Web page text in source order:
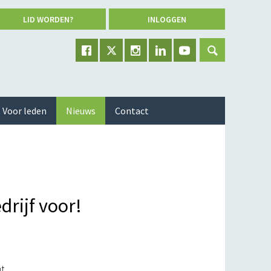
LID WORDEN? INLOGGEN
voor!
Voor leden Nieuws Contact